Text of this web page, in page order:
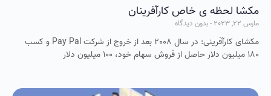
مکشا لحظه ی خاص کارآفرینان
مارس 22, 2023 بدون دیدگاه
مکشای کارآفرینی:‌ در سال 2008 بعد از خروج از شرکت Pay Pal و کسب
180 میلیون دلار حاصل از فروش سهام خود، 100 میلیون دلار